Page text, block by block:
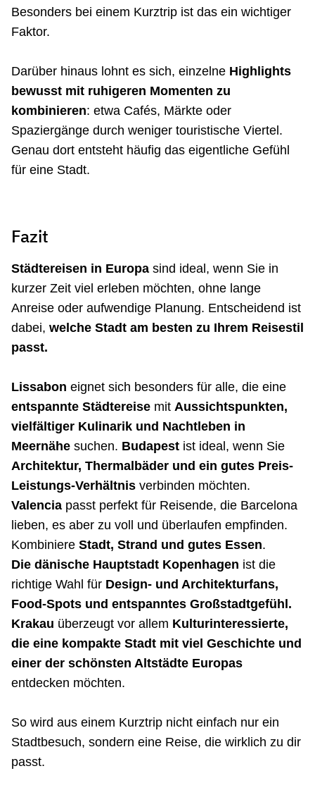
Besonders bei einem Kurztrip ist das ein wichtiger
Faktor.
Darüber hinaus lohnt es sich, einzelne Highlights
bewusst mit ruhigeren Momenten zu
kombinieren: etwa Cafés, Märkte oder
Spaziergänge durch weniger touristische Viertel.
Genau dort entsteht häufig das eigentliche Gefühl
für eine Stadt.
Fazit
Städtereisen in Europa sind ideal, wenn Sie in
kurzer Zeit viel erleben möchten, ohne lange
Anreise oder aufwendige Planung. Entscheidend ist
dabei, welche Stadt am besten zu Ihrem Reisestil
passt.
Lissabon eignet sich besonders für alle, die eine
entspannte Städtereise mit Aussichtspunkten,
vielfältiger Kulinarik und Nachtleben in
Meernähe suchen. Budapest ist ideal, wenn Sie
Architektur, Thermalbäder und ein gutes Preis-
Leistungs-Verhältnis verbinden möchten.
Valencia passt perfekt für Reisende, die Barcelona
lieben, es aber zu voll und überlaufen empfinden.
Kombiniere Stadt, Strand und gutes Essen.
Die dänische Hauptstadt Kopenhagen ist die
richtige Wahl für Design- und Architekturfans,
Food-Spots und entspanntes Großstadtgefühl.
Krakau überzeugt vor allem Kulturinteressierte,
die eine kompakte Stadt mit viel Geschichte und
einer der schönsten Altstädte Europas
entdecken möchten.
So wird aus einem Kurztrip nicht einfach nur ein
Stadtbesuch, sondern eine Reise, die wirklich zu dir
passt.